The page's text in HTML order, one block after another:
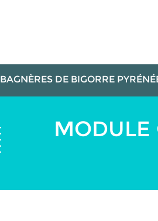
BAGNÈRES DE BIGORRE
MODULE